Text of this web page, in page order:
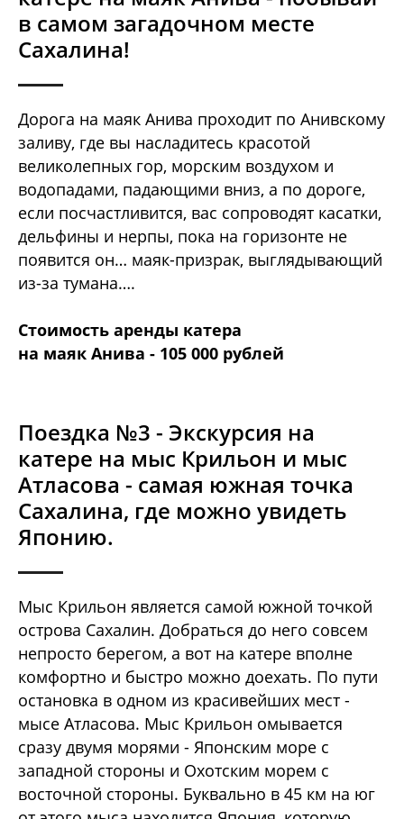
в самом загадочном месте
Сахалина!
Дорога на маяк Анива проходит по Анивскому
заливу, где вы насладитесь красотой
великолепных гор, морским воздухом и
водопадами, падающими вниз, а по дороге,
если посчастливится, вас сопроводят касатки,
дельфины и нерпы, пока на горизонте не
появится он… маяк-призрак, выглядывающий
из-за тумана….
Стоимость аренды катера
на маяк Анива - 105 000 рублей
Поездка №3 - Экскурсия на
катере на мыс Крильон и мыс
Атласова - самая южная точка
Сахалина, где можно увидеть
Японию.
Мыс Крильон является самой южной точкой
острова Сахалин. Добраться до него совсем
непросто берегом, а вот на катере вполне
комфортно и быстро можно доехать. По пути
остановка в одном из красивейших мест -
мысе Атласова. Мыс Крильон омывается
сразу двумя морями - Японским море с
западной стороны и Охотским морем с
восточной стороны. Буквально в 45 км на юг